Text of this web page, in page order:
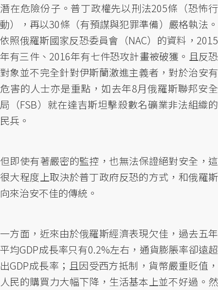
潛在危險份子。普丁政權先以刑法205條（恐怖行
動），再以30條（有預謀與犯罪準備）嚴格執法。
依照俄羅斯國家反恐委員會（NAC）的資料，2015
年有三件、2016年有七件恐攻計畫被破獲。且反恐
對象並不完全針對伊斯蘭激進主義者，對於治安有
危害的人士亦是重點，如去年8月俄羅斯聯邦安全
局（FSB）就在達吉斯坦擊殺數名礦業非法組織的
民兵。
但即使有著嚴密的監控，也無法保證絕對安全，這
很大程度上取決於普丁政府反恐的方式，和俄羅斯
向來治安不佳的傳統。
一方面，近來由於俄羅斯經濟表現欠佳，過去五年
平均GDP成長率只有0.2%左右，通貨膨脹率卻遠超
出GDP成長率；且因受西方抵制，貨幣嚴重貶值，
人民的購買力大幅下降，生活基本上並不好過。然